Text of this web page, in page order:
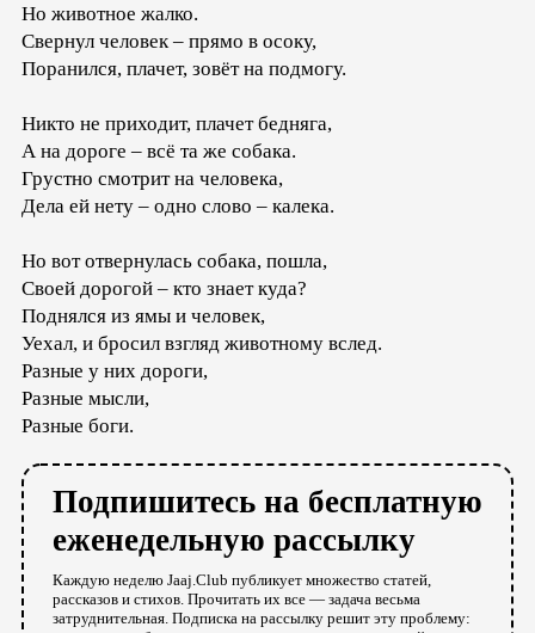
Но животное жалко.
Свернул человек – прямо в осоку,
Поранился, плачет, зовёт на подмогу.
Никто не приходит, плачет бедняга,
А на дороге – всё та же собака.
Грустно смотрит на человека,
Дела ей нету – одно слово – калека.
Но вот отвернулась собака, пошла,
Своей дорогой – кто знает куда?
Поднялся из ямы и человек,
Уехал, и бросил взгляд животному вслед.
Разные у них дороги,
Разные мысли,
Разные боги.
Подпишитесь на бесплатную
еженедельную рассылку
Каждую неделю Jaaj.Club публикует множество статей,
рассказов и стихов. Прочитать их все — задача весьма
затруднительная. Подписка на рассылку решит эту проблему: